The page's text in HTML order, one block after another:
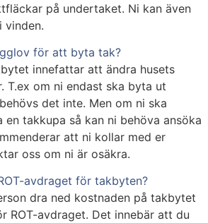
på undertaket. Ni kan även
vinden.
för att byta tak?
innefattar att ändra husets
T.ex om ni endast ska byta ut
det inte. Men om ni ska
en takkupa så kan ni behöva ansöka
att ni kollar med er
oss om ni är osäkra.
avdraget för takbyten?
dra ned kostnaden på takbytet
ROT-avdraget. Det innebär att du